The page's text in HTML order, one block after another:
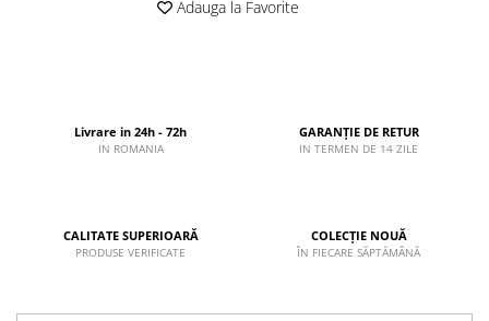
Adauga la Favorite
Livrare in 24h - 72h
IN ROMANIA
GARANȚIE DE RETUR
IN TERMEN DE 14 ZILE
CALITATE SUPERIOARĂ
PRODUSE VERIFICATE
COLECȚIE NOUĂ
ÎN FIECARE SĂPTĂMÂNĂ